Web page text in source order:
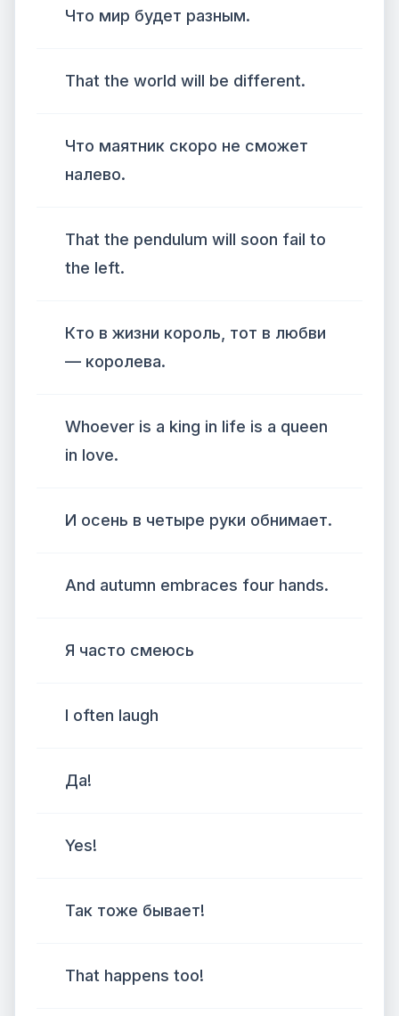
Что мир будет разным.
That the world will be different.
Что маятник скоро не сможет
налево.
That the pendulum will soon fail to
the left.
Кто в жизни король, тот в любви
— королева.
Whoever is a king in life is a queen
in love.
И осень в четыре руки обнимает.
And autumn embraces four hands.
Я часто смеюсь
I often laugh
Да!
Yes!
Так тоже бывает!
That happens too!